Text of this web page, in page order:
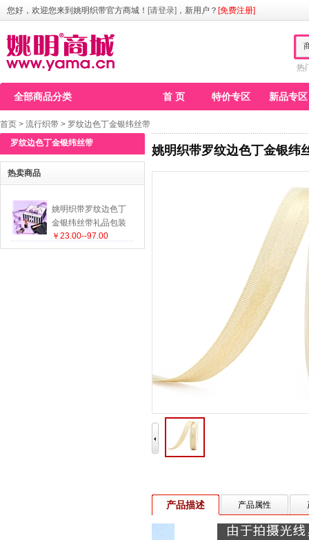
您好，欢迎您来到姚明织带官方商城！ [请登录] ，新用户？ [免费注册]
热
全部商品分类 首 页 特价专区 新品专区
首页 > 流行织带 > 罗纹边色丁金银纬丝带
姚明织带罗纹边色丁金银纬
产品描述 产品属性
罗纹边色丁金银纬丝带
热卖商品
姚明织带罗纹边色丁
金银纬丝带礼品包装
新品上市
￥23.00--97.00